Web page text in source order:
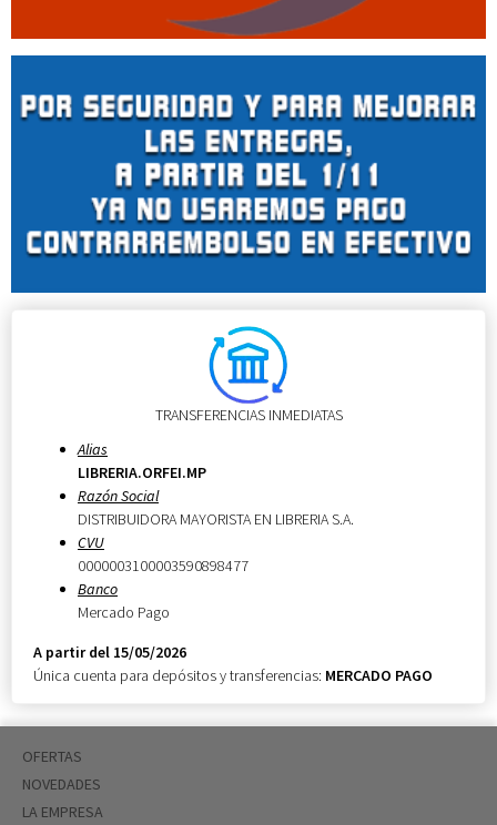
TRANSFERENCIAS INMEDIATAS
Alias
LIBRERIA.ORFEI.MP
Razón Social
DISTRIBUIDORA MAYORISTA EN LIBRERIA S.A.
CVU
0000003100003590898477
Banco
Mercado Pago
A partir del 15/05/2026
Única cuenta para depósitos y transferencias: MERCADO PAGO
OFERTAS
NOVEDADES
LA EMPRESA